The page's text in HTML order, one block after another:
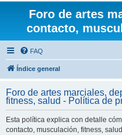
Foro de artes
contacto,
FAQ
Índice general
Foro de artes marciales,
fitness, salud - Política de
Esta política explica con detalle
contacto, musculación, fitness,